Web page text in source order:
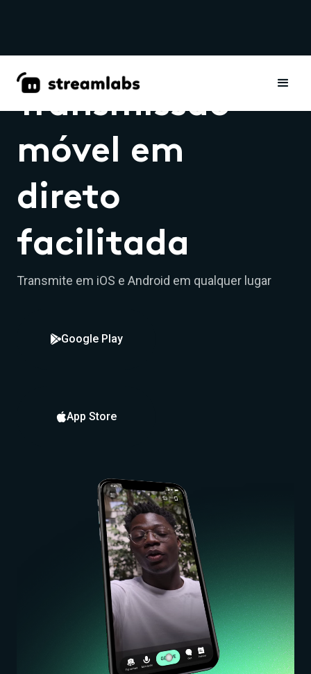
Transmissão
móvel em
direto
facilitada
Transmite em iOS e Android em qualquer lugar
Google Play
App Store